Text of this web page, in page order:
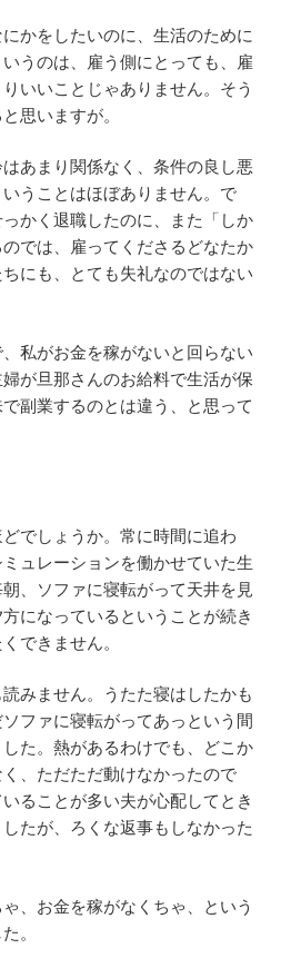
かをしたいのに、生活のために
うのは、雇う側にとっても、雇
いいことじゃありません。そう
思いますが。
あまり関係なく、条件の良し悪
うことはほぼありません。で
かく退職したのに、また「しか
では、雇ってくださるどなたか
にも、とても失礼なのではない
私がお金を稼がないと回らない
が旦那さんのお給料で生活が保
副業するのとは違う、と思って
でしょうか。常に時間に追わ
ュレーションを働かせていた生
、ソファに寝転がって天井を見
になっているということが続き
できません。
みません。うたた寝はしたかも
ファに寝転がってあっという間
た。熱があるわけでも、どこか
、ただただ動けなかったので
ることが多い夫が心配してとき
たが、ろくな返事もしなかった
、お金を稼がなくちゃ、という
。